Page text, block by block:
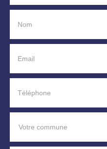
Nom
Email
Téléphone
Votre commune